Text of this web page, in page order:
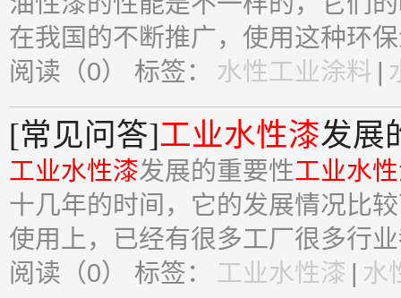
在我国的不断推广，使用这种环
阅读（0） 标签： 水性工业涂料 |
[常见问答]工业水性漆发展
工业水性漆发展的重要性工业水
十几年的时间，它的发展情况比
使用上，已经有很多工厂很多行
阅读（0） 标签： 工业水性漆 | 水